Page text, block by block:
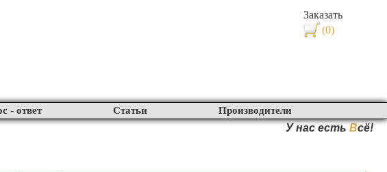
Заказать
(0)
- ответ Статьи Производители
У нас есть Всё!